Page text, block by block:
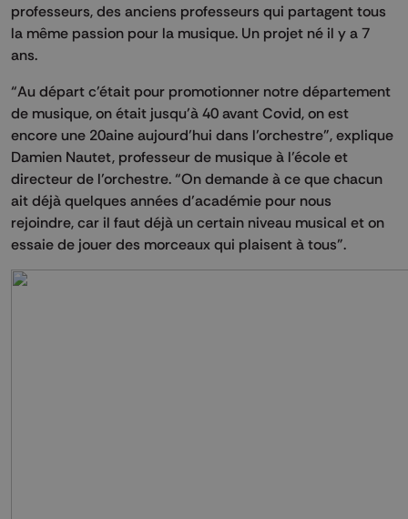
professeurs, des anciens professeurs qui partagent tous
la même passion pour la musique. Un projet né il y a 7
ans.
“Au départ c’était pour promotionner notre département
de musique, on était jusqu’à 40 avant Covid, on est
encore une 20aine aujourd’hui dans l’orchestre”, explique
Damien Nautet, professeur de musique à l’école et
directeur de l’orchestre. “On demande à ce que chacun
ait déjà quelques années d’académie pour nous
rejoindre, car il faut déjà un certain niveau musical et on
essaie de jouer des morceaux qui plaisent à tous”.